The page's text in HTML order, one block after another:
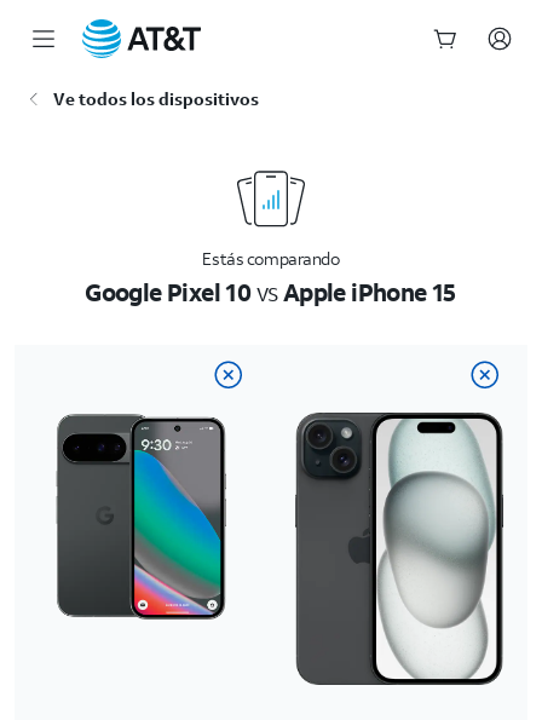
Ve todos los dispositivos
Estás comparando
Google Pixel 10vsApple iPhone 15